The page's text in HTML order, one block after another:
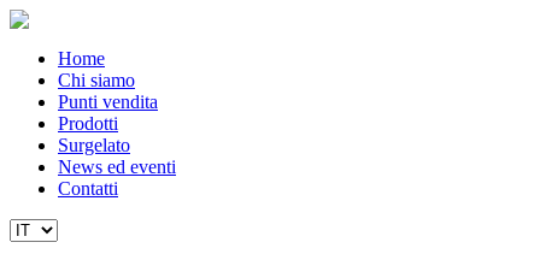
Home
Chi siamo
Punti vendita
Prodotti
Surgelato
News ed eventi
Contatti